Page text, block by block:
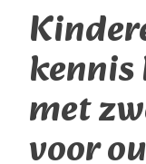
met
voor